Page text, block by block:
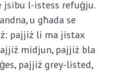
jsibu l-istess refuġju.
u għada se
pajjiż li ma jistax
midjun, pajjiż bla
pajjiż grey-listed,